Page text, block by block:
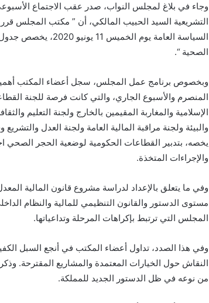
وجاء في بلاغ لمجلس النواب، صدر عقب الاجتماع
التشريعية السيد الحبيب المالكي، أن ” مكتب المجلس
السياسة العامة يوم
الصحية “.
وبخصوص برنامج عمل المجلس، سجل أعضاء المكتب أهمية
المنصرم والأسبوع الجاري، والتي كانت فرصة للجنة
الإسلامية والمغاربة المقيمين بالخارج ولجنة التعليم
والبيئة ولجنة مراقبة المالية العامة ولجنة العدل
يخصه، بتدبير القطاعات الحكومية لوضعية الحجر الصحي
والإجراءات المتخذة.
وفي ما يتعلق بالإعداد لدراسة مشروع قانون المالية
مستوى الدستور والقانون التنظيمي للمالية والنظام
المجلس التي ترتبط بإكراهات المرحلة وتداعياتها.
وفي هذا الصدد، تداول أعضاء المكتب في أنجع السبل
النقاش حول الخيارات المعتمدة والمشاريع المقترحة.
من نوعه في ظل الدستور الجديد للمملكة.